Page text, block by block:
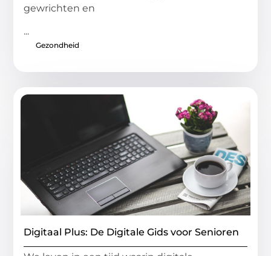
gewrichten en
...
Gezondheid
Digitaal Plus: De Digitale Gids voor Senioren